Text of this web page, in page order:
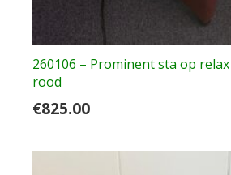
260106 – Prominent sta op
rood
€825.00